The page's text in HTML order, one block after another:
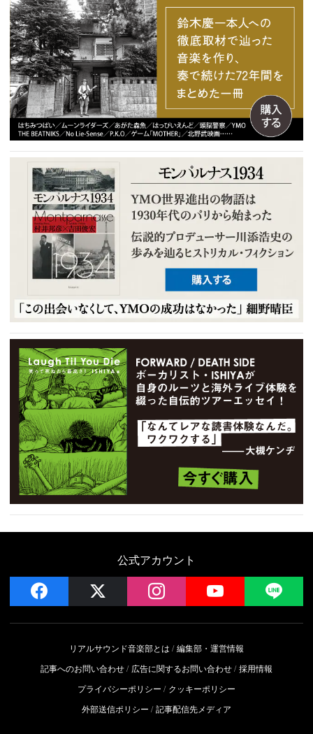
公式アカウント
facebook instagram YouTube
リアルサウンド音楽部とは
編集部・運営情報
記事へのお問い合わせ
広告に関するお問い合わせ 採用情報
プライバシーポリシー
クッキーポリシー
外部送信ポリシー
記事配信先メディア